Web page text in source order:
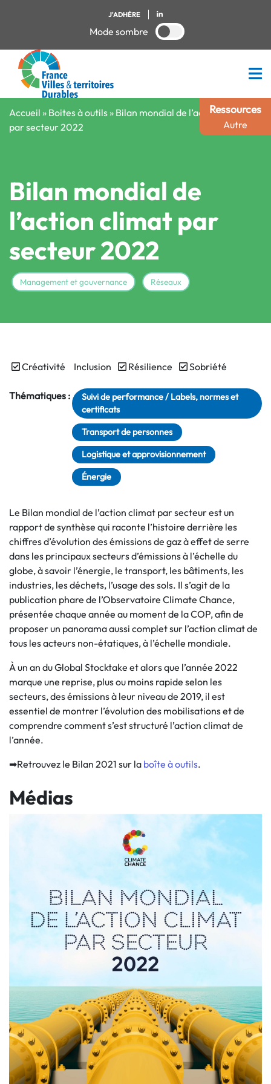
J'ADHÈRE
Mode sombre
Ressources
Autre
Accueil » Boites à outils » Bilan mondial de l’action climat
par secteur 2022
Bilan mondial de
l’action climat par
secteur 2022
Management et gouvernance Réseaux
Créativité Inclusion Résilience Sobriété
Thématiques :
Suivi de performance / Labels, normes et
certificats
Transport de personnes
Logistique et approvisionnement
Énergie
Le Bilan mondial de l’action climat par secteur est un
rapport de synthèse qui raconte l’histoire derrière les
chiffres d’évolution des émissions de gaz à effet de serre
dans les principaux secteurs d’émissions à l’échelle du
globe, à savoir l’énergie, le transport, les bâtiments, les
industries, les déchets, l’usage des sols. Il s’agit de la
publication phare de l’Observatoire Climate Chance,
présentée chaque année au moment de la COP, afin de
proposer un panorama aussi complet sur l’action climat de
tous les acteurs non-étatiques, à l’échelle mondiale.
À un an du Global Stocktake et alors que l’année 2022
marque une reprise, plus ou moins rapide selon les
secteurs, des émissions à leur niveau de 2019, il est
essentiel de montrer l’évolution des mobilisations et de
comprendre comment s’est structuré l’action climat de
l’année.
➡Retrouvez le Bilan 2021 sur la boîte à outils.
Médias